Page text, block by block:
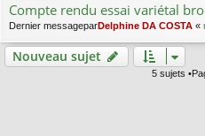
Compte rendu essai variétal
Dernier messageparDelphine DA COSTA «
Nouveau sujet
5 sujets